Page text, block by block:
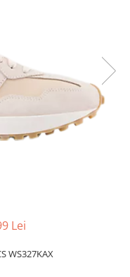
Lei
WS327KAX